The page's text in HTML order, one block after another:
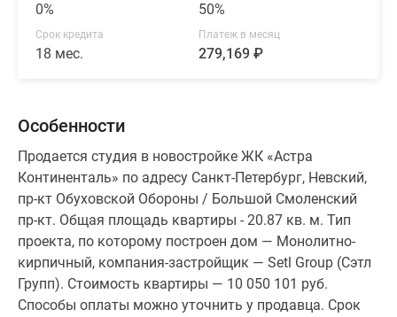
0% 50%
Срок кредита
18 мес.
Платеж в месяц
279,169 ₽
Особенности
Продается студия в новостройке ЖК «Астра
Континенталь» по адресу Санкт-Петербург, Невский,
пр-кт Обуховской Обороны / Большой Смоленский
пр-кт. Общая площадь квартиры - 20.87 кв. м. Тип
проекта, по которому построен дом — Монолитно-
кирпичный, компания-застройщик — Setl Group (Сэтл
Групп). Стоимость квартиры — 10 050 101 руб.
Способы оплаты можно уточнить у продавца. Срок